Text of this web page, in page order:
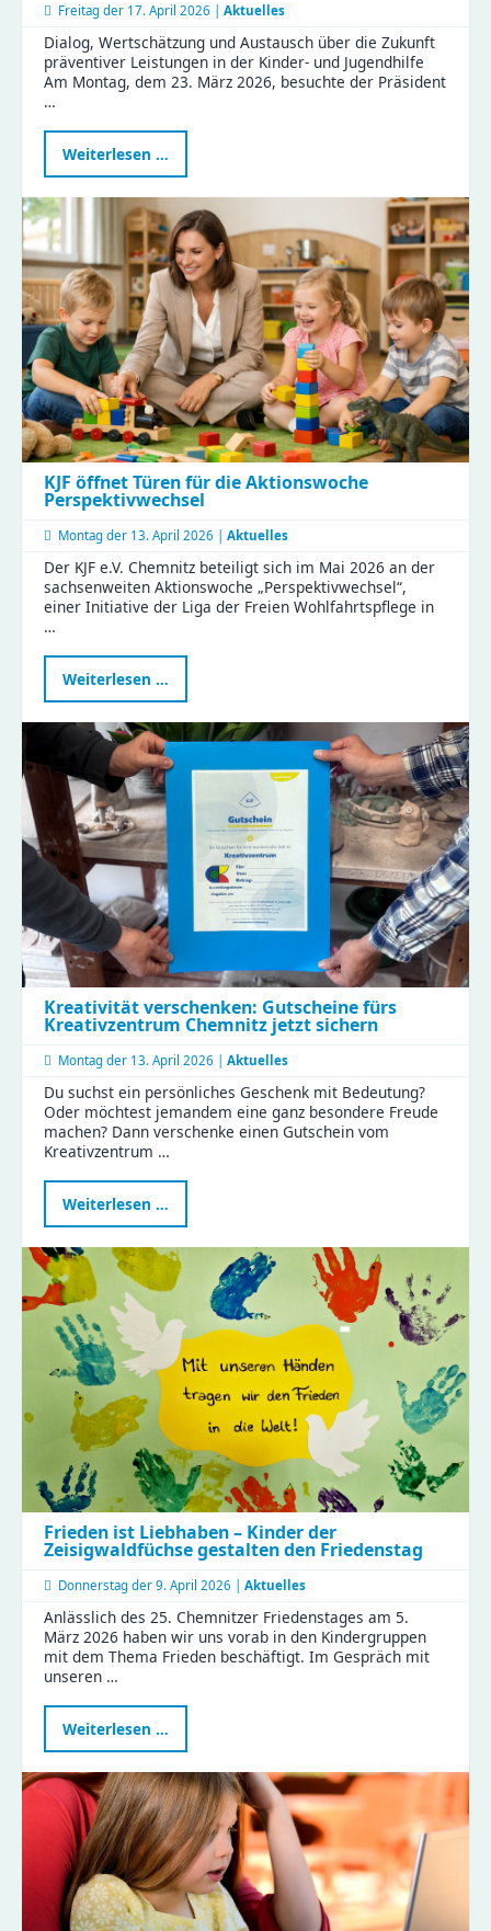
Freitag der 17. April 2026 | Aktuelles
Dialog, Wertschätzung und Austausch über die Zukunft
präventiver Leistungen in der Kinder- und Jugendhilfe
Am Montag, dem 23. März 2026, besuchte der Präsident
…
Weiterlesen …
des
Landtags
zu
Besuch
im
Haus
Liddy
KJF öffnet Türen für die Aktionswoche
Perspektivwechsel
Montag der 13. April 2026 | Aktuelles
Der KJF e.V. Chemnitz beteiligt sich im Mai 2026 an der
sachsenweiten Aktionswoche „Perspektivwechsel“,
einer Initiative der Liga der Freien Wohlfahrtspflege in
…
Weiterlesen …
öffnet
Türen
für
die
Aktionswoche
Perspektivwechsel
Kreativität verschenken: Gutscheine fürs
Kreativzentrum Chemnitz jetzt sichern
Montag der 13. April 2026 | Aktuelles
Du suchst ein persönliches Geschenk mit Bedeutung?
Oder möchtest jemandem eine ganz besondere Freude
machen? Dann verschenke einen Gutschein vom
Kreativzentrum …
Weiterlesen …
verschenken:
Gutscheine
fürs
Kreativzentrum
Chemnitz
jetzt
sichern
Frieden ist Liebhaben – Kinder der
Zeisigwaldfüchse gestalten den Friedenstag
Donnerstag der 9. April 2026 | Aktuelles
Anlässlich des 25. Chemnitzer Friedenstages am 5.
März 2026 haben wir uns vorab in den Kindergruppen
mit dem Thema Frieden beschäftigt. Im Gespräch mit
unseren …
Weiterlesen …
ist
Liebhaben
–
Kinder
der
Zeisigwaldfüchse
gestalten
den
Friedenstag